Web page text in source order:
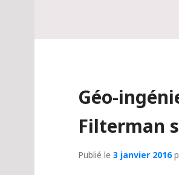
Géo-
Filterman
Publié le 3 janvier 2016